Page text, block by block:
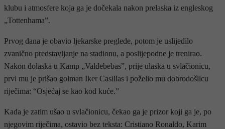
klubu i atmosfere koja ga je dočekala nakon prelaska iz engleskog
„Tottenhama”.
Prvog dana je obavio ljekarske preglede, potom je uslijedilo
zvanično predstavljanje na stadionu, a poslijepodne je trenirao.
Nakon dolaska u Kamp „Valdebebas”, prije ulaska u svlačionicu,
prvi mu je prišao golman Iker Casillas i poželio mu dobrodošlicu
riječima: “Osjećaj se kao kod kuće.”
Kada je zatim ušao u svlačionicu, čekao ga je prizor koji ga je, po
njegovim riječima, ostavio bez teksta: Cristiano Ronaldo, Karim